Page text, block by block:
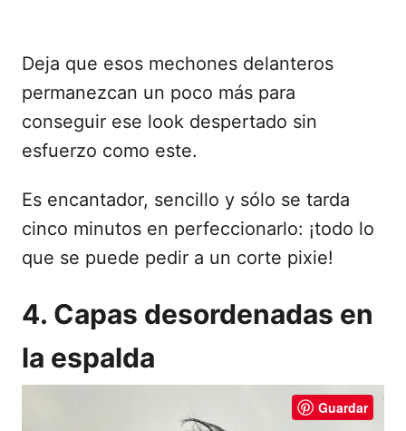
Deja que esos mechones delanteros
permanezcan un poco más para
conseguir ese look despertado sin
esfuerzo como este.
Es encantador, sencillo y sólo se tarda
cinco minutos en perfeccionarlo: ¡todo lo
que se puede pedir a un corte pixie!
4. Capas desordenadas en
la espalda
Guardar